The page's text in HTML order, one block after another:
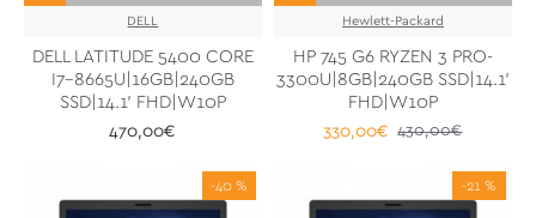
DELL
DELL LATITUDE 5400 CORE
I7-8665U|16GB|240GB
SSD|14.1' FHD|W10P
470,00€
Hewlett-Packard
HP 745 G6 RYZEN 3 PRO-
3300U|8GB|240GB SSD|14.1'
FHD|W10P
330,00€ 430,00€
-40 % -21 %